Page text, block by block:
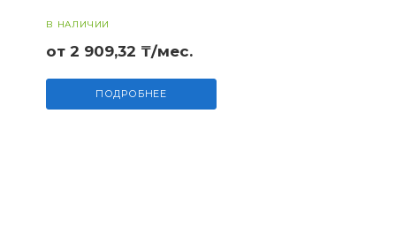
В НАЛИЧИИ
от 2 909,32 ₸/мес.
ПОДРОБНЕЕ